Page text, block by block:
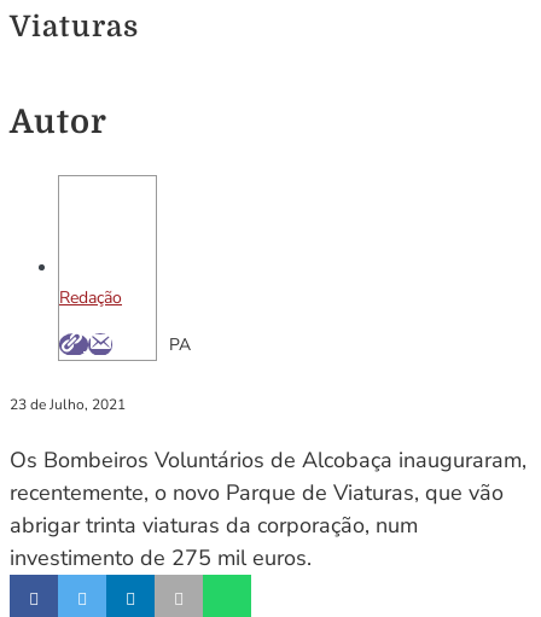
Viaturas
Autor
Redação
PA
23 de Julho, 2021
Os Bombeiros Voluntários de Alcobaça inauguraram,
recentemente, o novo Parque de Viaturas, que vão
abrigar trinta viaturas da corporação, num
investimento de 275 mil euros.